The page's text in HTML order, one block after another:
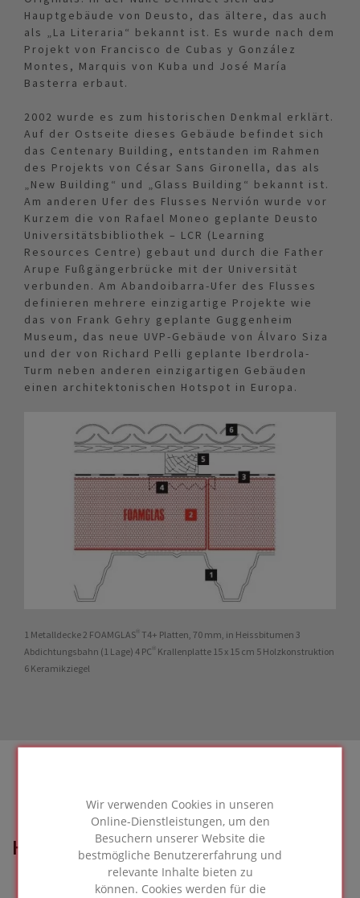
Wir verwenden Cookies in unseren
Online-Dienstleistungen, um den
Besuchern unserer Website die
bestmögliche Benutzererfahrung und
relevante Inhalte bieten zu
können. Cookies werden für die
Hauptgebäude von Deusto, das ältere, das auch
als „La Literaria“ bekannt ist. Es wurde nach dem
Projekt von Francisco de Cubas y González
Montes, Marquis von Kuba und José María
Basterra erbaut.
2002 wurde es zum historischen Denkmal erklärt.
Auf der Ostseite dieses Gebäude befindet sich
das Centenary Building, entstanden im Rahmen
des Projekts von César Sans Gironella, das als
„New Building“ und „Glass Building“ bekannt ist.
Am anderen Ufer des Flusses Nervión wurde vor
Kurzem die von Rafael Moneo geplante Deusto
Universitätsbibliothek – LCR (Learning
Resources Centre) gebaut und durch die Father
Arupe Fußgängerbrücke mit der Universität
verbunden. Am Abandoibarra-Ufer des Flusses
definieren mehrere einzigartige Projekte wie
das von Frank Gehry geplante Guggenheim
Museum, das neue UVP-Gebäude von Álvaro Siza
und der von Richard Pelli geplante Iberdrola-
Turm neben anderen einzigartigen Gebäuden
einen architektonischen Hotspot in Europa.
1 Metalldecke 2 FOAMGLAS® T4+ Platten, 70 mm, in Heissbitumen 3
Abdichtungsbahn (1 Lage) 4 PC® Krallenplatte 15 x 15 cm 5 Holzkonstruktion
6 Keramikziegel
HIER VERWENDETE
FOAMGLAS® Lösung